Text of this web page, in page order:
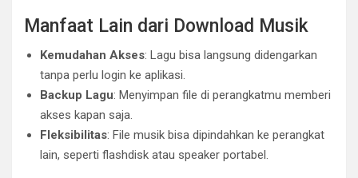
Manfaat Lain dari Download Musik
Kemudahan Akses: Lagu bisa langsung didengarkan
tanpa perlu login ke aplikasi.
Backup Lagu: Menyimpan file di perangkatmu memberi
akses kapan saja.
Fleksibilitas: File musik bisa dipindahkan ke perangkat
lain, seperti flashdisk atau speaker portabel.